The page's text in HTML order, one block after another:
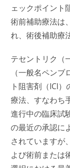
ェックポイント
術前補助療法は
れ、術後補助療
テセントリク（
（一般名ペン
ト阻害剤（ICI
療法、すなわち
進行中の臨床試
の最近の承認に
されていますが
よび術前または